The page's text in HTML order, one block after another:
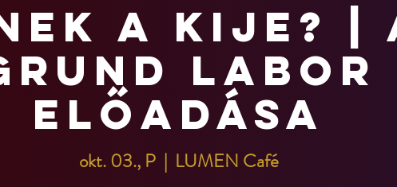
a kije? |
Labor
előadása
okt. 03., P
  |
LUMEN Café